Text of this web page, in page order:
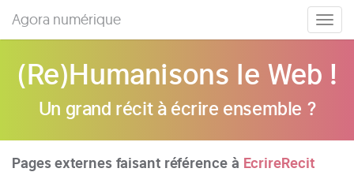
Agora numérique
(Re)Humanisons le Web !
Un grand récit à écrire ensemble ?
Pages externes faisant référence à EcrireRecit